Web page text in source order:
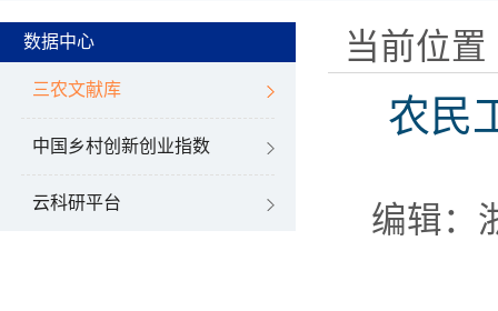
数据中心
三农文献库
中国乡村创新创业指数
云科研平台
当前位置
农民
编辑：